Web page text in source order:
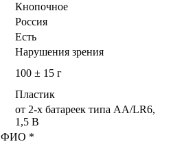
Кнопочное
Россия
Есть
Нарушения зрения
100 ± 15 г
Пластик
от 2-х батареек типа AA/LR6,
1,5 В
ФИО *